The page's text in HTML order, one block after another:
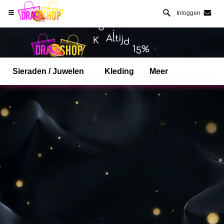
Inloggen
Sieraden / Juwelen Kleding Meer
Open Safari menu.
of klik de safari knop zoals hiernaast getoont
en klik TOEVOEGEN AAN BUREAUBLAD